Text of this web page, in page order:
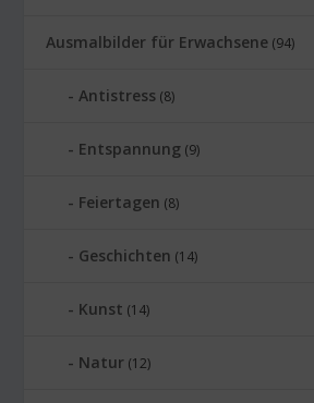
Ausmalbilder für Erwachsene (94)
Antistress (8)
Entspannung (9)
Feiertagen (8)
Geschichten (14)
Kunst (14)
Natur (12)